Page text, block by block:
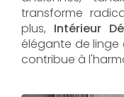
transforme
plus, Intérieur
élégante de linge
contribue à